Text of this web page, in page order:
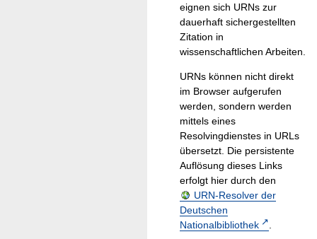
eignen sich URNs zur
dauerhaft sichergestellten
Zitation in
wissenschaftlichen Arbeiten.
URNs können nicht direkt
im Browser aufgerufen
werden, sondern werden
mittels eines
Resolvingdienstes in URLs
übersetzt. Die persistente
Auflösung dieses Links
erfolgt hier durch den
URN-Resolver der
Deutschen
Nationalbibliothek
.